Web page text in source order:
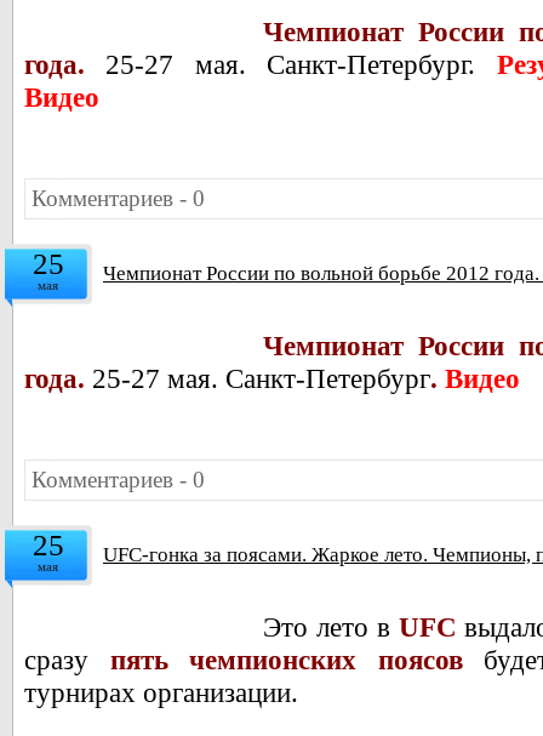
Чемпионат России
года. 25-27 мая. Санкт-Петербург.
Видео
Комментариев - 0
25
мая Чемпионат России по вольной борьбе 2012
Чемпионат России
года. 25-27 мая. Санкт-Петербург. Видео
Комментариев - 0
25
мая UFC-гонка за поясами. Жаркое лето. Чемпионы,
Это лето в UFC
сразу пять чемпионских поясов
турнирах организации.